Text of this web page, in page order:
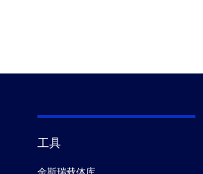
工具